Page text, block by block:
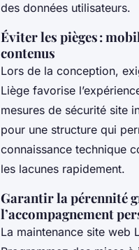
des données utilisateurs.
Éviter les pièges :
contenus
Lors de la conception,
Liège favorise
mesures de sécurité site
pour une structure qui
connaissance technique
les lacunes rapidement.
Garantir la pérennité
l’accompagnement
La maintenance site web